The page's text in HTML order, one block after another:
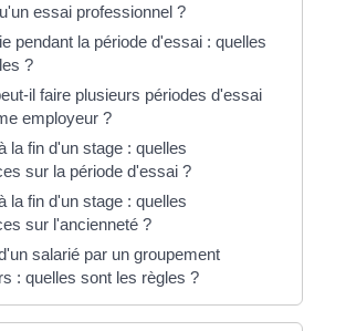
essai professionnel ?
pendant la période d'essai : quelles
?
il faire plusieurs périodes d'essai
employeur ?
la fin d'un stage : quelles
sur la période d'essai ?
la fin d'un stage : quelles
sur l'ancienneté ?
salarié par un groupement
: quelles sont les règles ?